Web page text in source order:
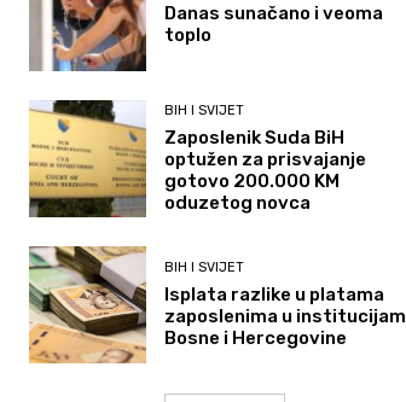
Danas sunačano i veoma
toplo
BIH I SVIJET
Zaposlenik Suda BiH
optužen za prisvajanje
gotovo 200.000 KM
oduzetog novca
BIH I SVIJET
Isplata razlike u platama
zaposlenima u
Bosne i Hercegovine